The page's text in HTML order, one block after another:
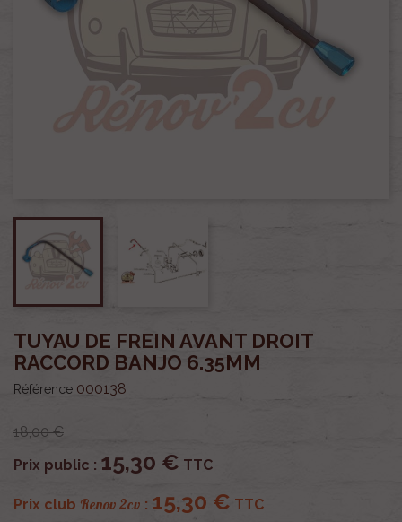
TUYAU DE FREIN AVANT DROIT
RACCORD BANJO 6.35MM
Référence 000138
18,00 €
Prix public : 15,30 € TTC
Prix club Renov 2cv : 15,30 € TTC